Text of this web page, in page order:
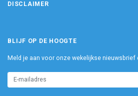
DISCLAIMER
BLIJF OP DE HOOGTE
Meld je aan voor onze wekelijkse nieuwsbrief